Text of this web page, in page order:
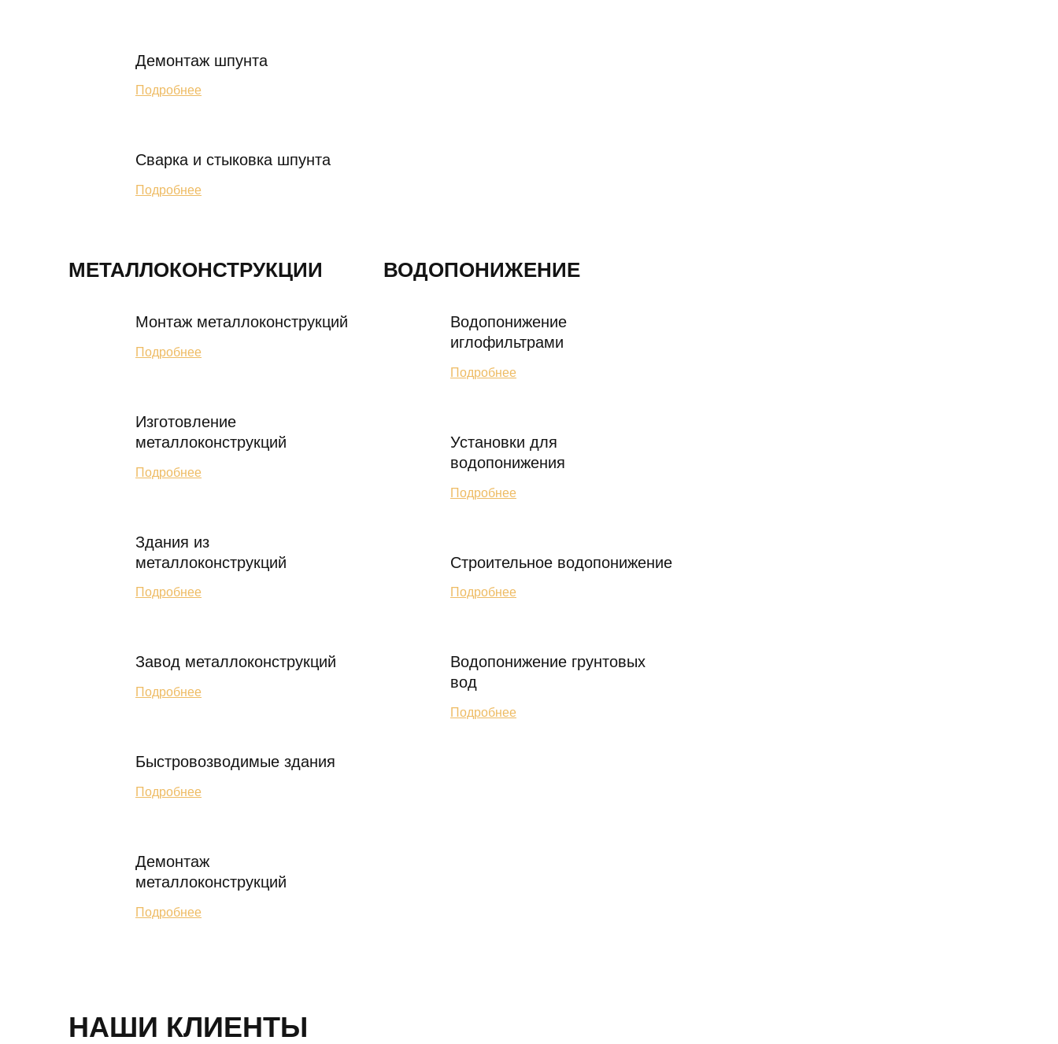
Демонтаж шпунта
Подробнее
Сварка и стыковка шпунта
Подробнее
МЕТАЛЛОКОНСТРУКЦИИ
Монтаж металлоконструкций
Подробнее
Изготовление
металлоконструкций
Подробнее
Здания из
металлоконструкций
Подробнее
Завод металлоконструкций
Подробнее
Быстровозводимые здания
Подробнее
Демонтаж
металлоконструкций
Подробнее
ВОДОПОНИЖЕНИЕ
Водопонижение
иглофильтрами
Подробнее
Установки для
водопонижения
Подробнее
Строительное водопонижение
Подробнее
Водопонижение грунтовых
вод
Подробнее
НАШИ КЛИЕНТЫ